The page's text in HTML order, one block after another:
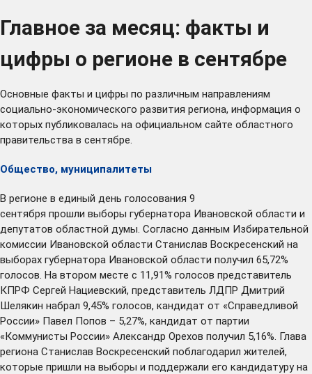
Главное за месяц: факты и
цифры о регионе в сентябре
Основные факты и цифры по различным направлениям
социально-экономического развития региона, информация о
которых публиковалась на официальном сайте областного
правительства в сентябре.
Общество, муниципалитеты
В регионе в единый день голосования 9
сентября прошли выборы губернатора Ивановской области и
депутатов областной думы. Согласно данным Избирательной
комиссии Ивановской области Станислав Воскресенский на
выборах губернатора Ивановской области получил 65,72%
голосов. На втором месте с 11,91% голосов представитель
КПРФ Сергей Нациевский, представитель ЛДПР Дмитрий
Шелякин набрал 9,45% голосов, кандидат от «Справедливой
России» Павел Попов – 5,27%, кандидат от партии
«Коммунисты России» Александр Орехов получил 5,16%. Глава
региона Станислав Воскресенский поблагодарил жителей,
которые пришли на выборы и поддержали его кандидатуру на